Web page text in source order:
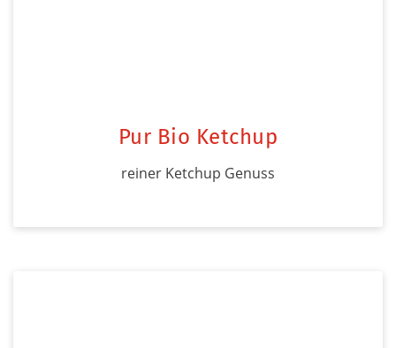
Pur Bio Ketchup
reiner Ketchup Genuss